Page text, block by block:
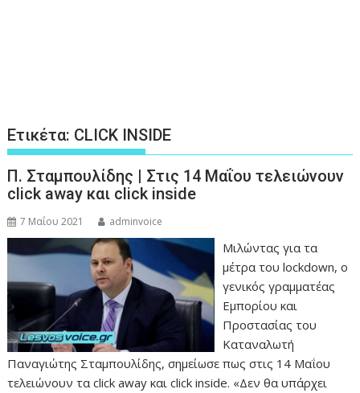
Ετικέτα: CLICK INSIDE
Π. Σταμπουλίδης | Στις 14 Μαΐου τελειώνουν
click away και click inside
7 Μαΐου 2021 adminvoice
Μιλώντας για τα
μέτρα του lockdown, ο
γενικός γραμματέας
Εμπορίου και
Προστασίας του
Καταναλωτή
Παναγιώτης Σταμπουλίδης, σημείωσε πως στις 14 Μαΐου
τελειώνουν τα click away και click inside. «Δεν θα υπάρχει